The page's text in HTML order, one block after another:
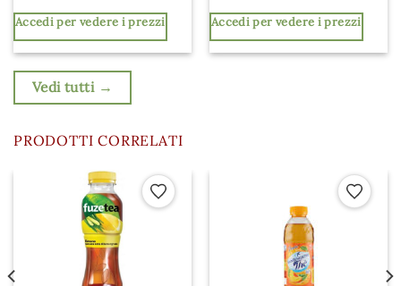
Accedi per vedere i prezzi Accedi per vedere i prezzi
Vedi tutti →
PRODOTTI CORRELATI
Aggiungi ai preferiti